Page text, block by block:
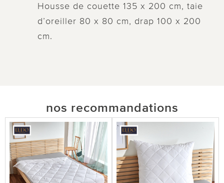
Housse de couette 135 x 200 cm, taie
d’oreiller 80 x 80 cm, drap 100 x 200
cm.
nos recommandations